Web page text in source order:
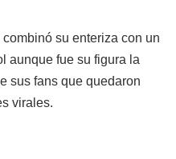
su enteriza con un
aunque fue su figura la
sus fans que quedaron
virales.